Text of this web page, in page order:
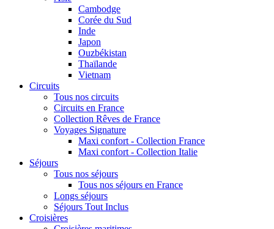
Cambodge
Corée du Sud
Inde
Japon
Ouzbékistan
Thaïlande
Vietnam
Circuits
Tous nos circuits
Circuits en France
Collection Rêves de France
Voyages Signature
Maxi confort - Collection France
Maxi confort - Collection Italie
Séjours
Tous nos séjours
Tous nos séjours en France
Longs séjours
Séjours Tout Inclus
Croisières